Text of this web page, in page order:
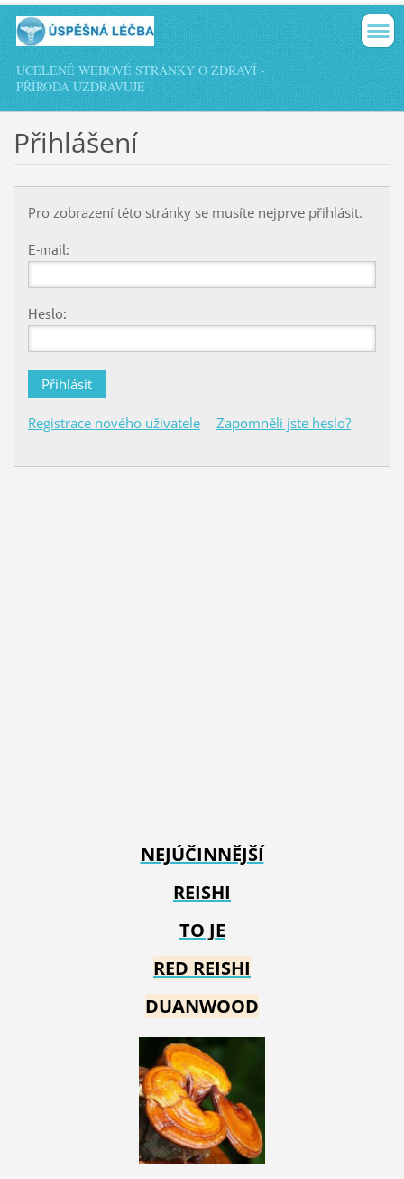
UCELENÉ WEBOVÉ STRÁNKY O ZDRAVÍ -
PŘÍRODA UZDRAVUJE
Přihlášení
Pro zobrazení této stránky se musíte nejprve přihlásit.
E-mail:
Heslo:
Registrace nového uživatele Zapomněli jste heslo?
NEJÚČINNĚJŠÍ
REISHI
TO JE
RED REISHI
DUANWOOD